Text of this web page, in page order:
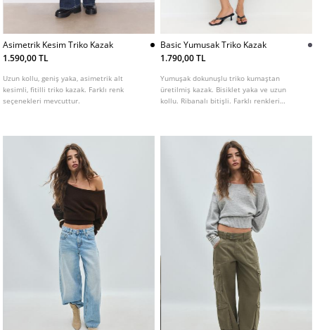
Asimetrik Kesim Triko Kazak
1.590,00 TL
Uzun kollu, geniş yaka, asimetrik alt
kesimli, fitilli triko kazak. Farklı renk
seçenekleri mevcuttur.
Basic Yumusak Triko Kazak
1.790,00 TL
Yumuşak dokunuşlu triko kumaştan
üretilmiş kazak. Bisiklet yaka ve uzun
kollu. Ribanalı bitişli. Farklı renkleri